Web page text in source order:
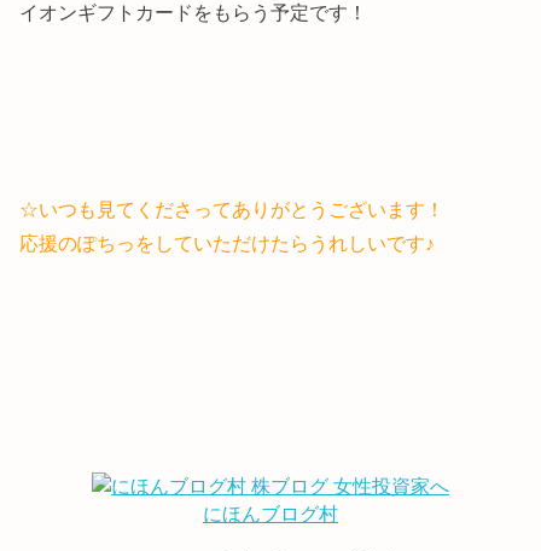
イオンギフトカードをもらう予定です！
☆いつも見てくださってありがとうございます！
応援のぽちっをしていただけたらうれしいです♪
にほんブログ村